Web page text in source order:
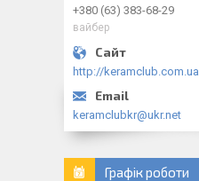
+380 (63) 383-68-29
вайбер
http://keramclub.com.ua
keramclubkr@ukr.net
Графік роботи